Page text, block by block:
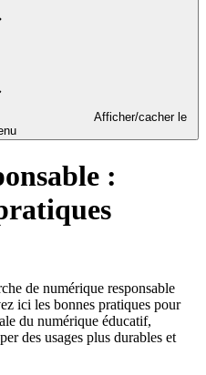
Afficher/cacher le
:
de numérique responsable
ici les bonnes pratiques pour
du numérique éducatif,
des usages plus durables et